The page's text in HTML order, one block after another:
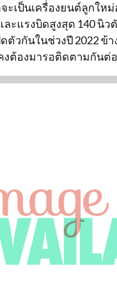
เป็นเครื่องยนต์ลูกใหม่
ะแรงบิดสูงสุด 140 นิว
ตัวกันในช่วงปี 2022 ข้
ต้องมารอติดตามกันต่